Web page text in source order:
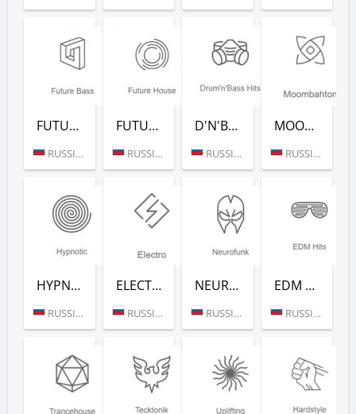
FUTURE BASS (РАДИО РЕКОРД)
RUSSIA (MOSCOW)
FUTURE HOUSE (РАДИО РЕКОРД)
RUSSIA (MOSCOW)
D'N'B CLASSICS (РАДИО РЕКОРД)
RUSSIA (MOSCOW)
MOOMBAHTON (РАДИО РЕКОРД)
RUSSIA (MOSCOW)
HYPNOTIC (РАДИО РЕКОРД)
RUSSIA (MOSCOW)
ELECTRO (РАДИО РЕКОРД)
RUSSIA (MOSCOW)
NEUROFUNK (РАДИО РЕКОРД)
RUSSIA (MOSCOW)
EDM CLASSICS (РАДИО РЕКОРД)
RUSSIA (MOSCOW)